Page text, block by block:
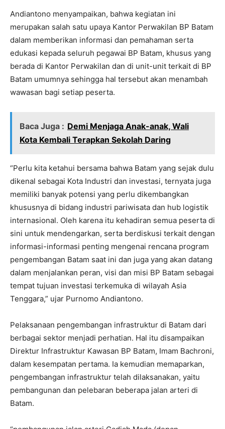
Andiantono menyampaikan, bahwa kegiatan ini
merupakan salah satu upaya Kantor Perwakilan BP Batam
dalam memberikan informasi dan pemahaman serta
edukasi kepada seluruh pegawai BP Batam, khusus yang
berada di Kantor Perwakilan dan di unit-unit terkait di BP
Batam umumnya sehingga hal tersebut akan menambah
wawasan bagi setiap peserta.
Baca Juga : Demi Menjaga Anak-anak, Wali
Kota Kembali Terapkan Sekolah Daring
“Perlu kita ketahui bersama bahwa Batam yang sejak dulu
dikenal sebagai Kota Industri dan investasi, ternyata juga
memiliki banyak potensi yang perlu dikembangkan
khususnya di bidang industri pariwisata dan hub logistik
internasional. Oleh karena itu kehadiran semua peserta di
sini untuk mendengarkan, serta berdiskusi terkait dengan
informasi-informasi penting mengenai rencana program
pengembangan Batam saat ini dan juga yang akan datang
dalam menjalankan peran, visi dan misi BP Batam sebagai
tempat tujuan investasi terkemuka di wilayah Asia
Tenggara,” ujar Purnomo Andiantono.
Pelaksanaan pengembangan infrastruktur di Batam dari
berbagai sektor menjadi perhatian. Hal itu disampaikan
Direktur Infrastruktur Kawasan BP Batam, Imam Bachroni,
dalam kesempatan pertama. Ia kemudian memaparkan,
pengembangan infrastruktur telah dilaksanakan, yaitu
pembangunan dan pelebaran beberapa jalan arteri di
Batam.